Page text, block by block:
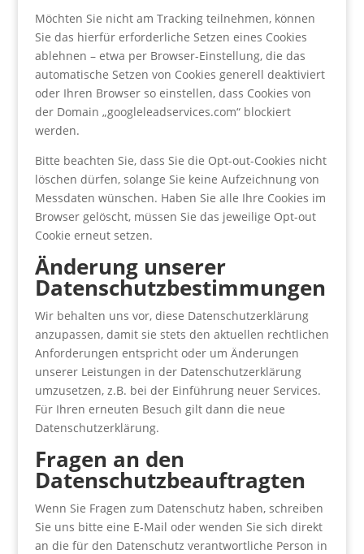
Möchten Sie nicht am Tracking teilnehmen, können
Sie das hierfür erforderliche Setzen eines Cookies
ablehnen – etwa per Browser-Einstellung, die das
automatische Setzen von Cookies generell deaktiviert
oder Ihren Browser so einstellen, dass Cookies von
der Domain „googleleadservices.com“ blockiert
werden.
Bitte beachten Sie, dass Sie die Opt-out-Cookies nicht
löschen dürfen, solange Sie keine Aufzeichnung von
Messdaten wünschen. Haben Sie alle Ihre Cookies im
Browser gelöscht, müssen Sie das jeweilige Opt-out
Cookie erneut setzen.
Änderung unserer
Datenschutzbestimmungen
Wir behalten uns vor, diese Datenschutzerklärung
anzupassen, damit sie stets den aktuellen rechtlichen
Anforderungen entspricht oder um Änderungen
unserer Leistungen in der Datenschutzerklärung
umzusetzen, z.B. bei der Einführung neuer Services.
Für Ihren erneuten Besuch gilt dann die neue
Datenschutzerklärung.
Fragen an den
Datenschutzbeauftragten
Wenn Sie Fragen zum Datenschutz haben, schreiben
Sie uns bitte eine E-Mail oder wenden Sie sich direkt
an die für den Datenschutz verantwortliche Person in